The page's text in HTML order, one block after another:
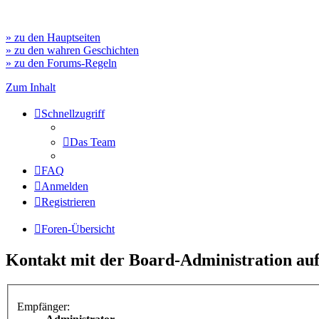
» zu den Hauptseiten
» zu den wahren Geschichten
» zu den Forums-Regeln
Zum Inhalt
Schnellzugriff
Das Team
FAQ
Anmelden
Registrieren
Foren-Übersicht
Kontakt mit der Board-Administration
Empfänger: